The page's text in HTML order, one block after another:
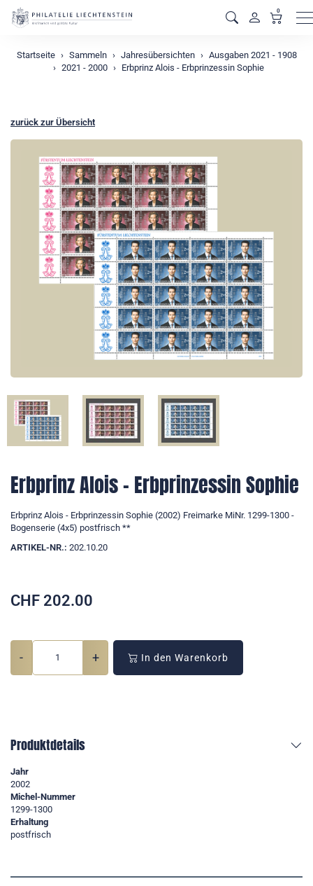
0
Startseite Sammeln Jahresübersichten
Ausgaben 2021 - 1908
2021 - 2000
Erbprinz Alois - Erbprinzessin Sophie
zurück zur Übersicht
Erbprinz Alois - Erbprinzessin Sophie
Erbprinz Alois - Erbprinzessin Sophie (2002) Freimarke MiNr. 1299-1300 -
Bogenserie (4x5) postfrisch **
ARTIKEL-NR.: 202.10.20
CHF 202.00
- + In den Warenkorb
Produktdetails
Jahr
2002
Michel-Nummer
1299-1300
Erhaltung
postfrisch